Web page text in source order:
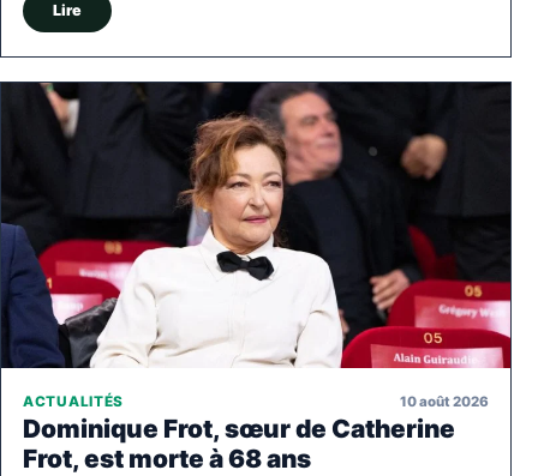
Lire
ACTUALITÉS 10 août 2026
Dominique Frot, sœur de Catherine
Frot, est morte à 68 ans